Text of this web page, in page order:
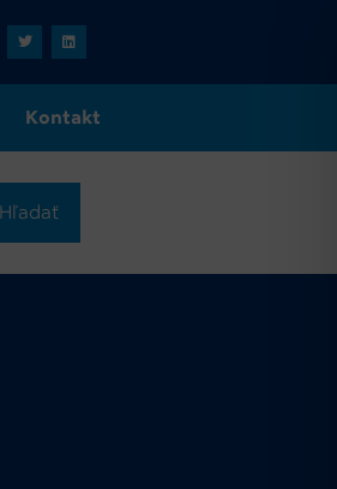
Kontakt
Hľadať